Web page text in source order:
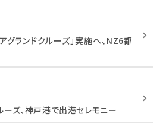
ランドクルーズ」実施へ、NZ6都
ズ、神戸港で出港セレモニー